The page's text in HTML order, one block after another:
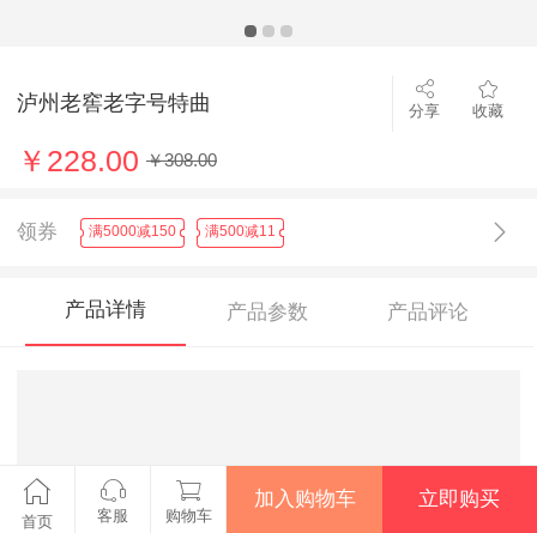
泸州老窖老字号特曲 分享 收藏
￥228.00 ￥308.00
领券 满5000减150 满500减11
产品详情 产品参数 产品评论
首页 客服 购物车
加入购物车 立即购买